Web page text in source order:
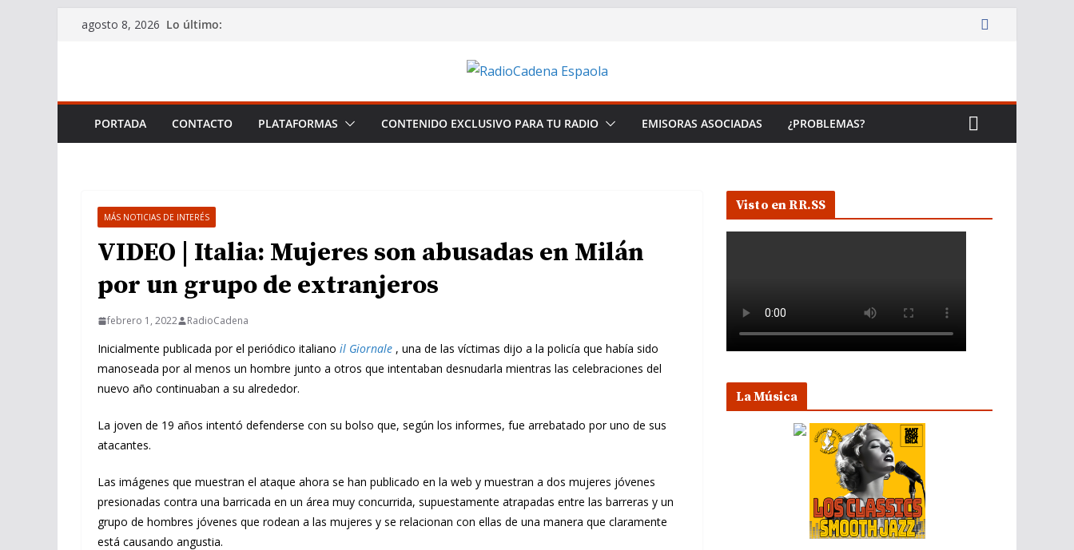
Saltaragosto 8, 2026 Lo último:
PORTADA CONTACTO PLATAFORMAS CONTENIDO EXCLUSIVO PARA TU RADIO EMISORAS ASOCIADAS ¿PROBLEMAS?
MÁS NOTICIAS DE INTERÉS
VIDEO | Italia: Mujeres son abusadas en Milán
por un grupo de extranjeros
febrero 1, 2022 RadioCadena
Inicialmente publicada por el periódico italiano il Giornale , una de las víctimas dijo a la policía que había sido
manoseada por al menos un hombre junto a otros que intentaban desnudarla mientras las celebraciones del
nuevo año continuaban a su alrededor.
La joven de 19 años intentó defenderse con su bolso que, según los informes, fue arrebatado por uno de sus
atacantes.
Las imágenes que muestran el ataque ahora se han publicado en la web y muestran a dos mujeres jóvenes
presionadas contra una barricada en un área muy concurrida, supuestamente atrapadas entre las barreras y un
grupo de hombres jóvenes que rodean a las mujeres y se relacionan con ellas de una manera que claramente
está causando angustia.
Visto en RR.SS
La Música